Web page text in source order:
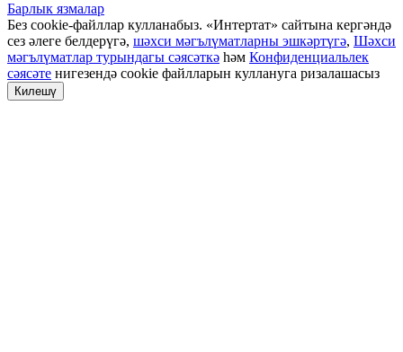
Барлык язмалар
Без cookie-файллар кулланабыз. «Интертат» сайтына кергәндә
сез әлеге белдерүгә, шәхси мәгълүматларны эшкәртүгә, Шәхси
мәгълүматлар турындагы сәясәткә һәм Конфиденциальлек
сәясәте нигезендә cookie файлларын куллануга ризалашасыз
Килешү